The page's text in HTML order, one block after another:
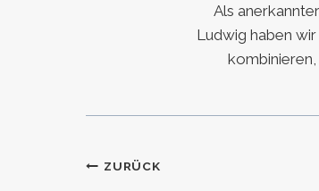
Als
Ludwig haben
Beitragsnavigation
ZURÜCK